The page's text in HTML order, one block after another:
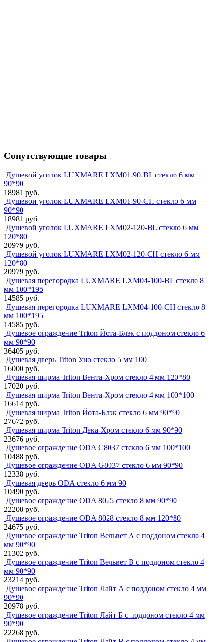
Сопутствующие товары
Душевой уголок LUXMARE LXM01-90-BL стекло 6 мм
90*90
18981 руб.
Душевой уголок LUXMARE LXM01-90-CH стекло 6 мм
90*90
18981 руб.
Душевой уголок LUXMARE LXM02-120-BL стекло 6 мм
120*80
20979 руб.
Душевой уголок LUXMARE LXM02-120-CH стекло 6 мм
120*80
20979 руб.
Душевая перегородка LUXMARE LXM04-100-BL стекло 8
мм 100*195
14585 руб.
Душевая перегородка LUXMARE LXM04-100-CH стекло 8
мм 100*195
14585 руб.
Душевое ограждение Triton Йота-Блэк с поддоном стекло 6
мм 90*90
36405 руб.
Душевая дверь Triton Уно стекло 5 мм 100
16000 руб.
Душевая ширма Triton Вента-Хром стекло 4 мм 120*80
17020 руб.
Душевая ширма Triton Вента-Хром стекло 4 мм 100*100
16614 руб.
Душевая ширма Triton Йота-Блэк стекло 6 мм 90*90
27672 руб.
Душевая ширма Triton Дека-Хром стекло 6 мм 90*90
23676 руб.
Душевое ограждение ODA C8037 стекло 6 мм 100*100
10488 руб.
Душевое ограждение ODA G8037 стекло 6 мм 90*90
12338 руб.
Душевая дверь ODA стекло 6 мм 90
10490 руб.
Душевое ограждение ODA 8025 стекло 8 мм 90*90
22208 руб.
Душевое ограждение ODA 8028 стекло 8 мм 120*80
24675 руб.
Душевое ограждение Triton Вельвет А с поддоном стекло 4
мм 90*90
21302 руб.
Душевое ограждение Triton Вельвет В с поддоном стекло 4
мм 90*90
23214 руб.
Душевое ограждение Triton Лайт А с поддоном стекло 4 мм
90*90
20978 руб.
Душевое ограждение Triton Лайт Б с поддоном стекло 4 мм
90*90
22268 руб.